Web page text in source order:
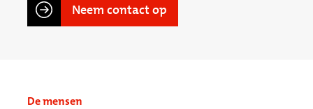
Neem contact op
De mensen